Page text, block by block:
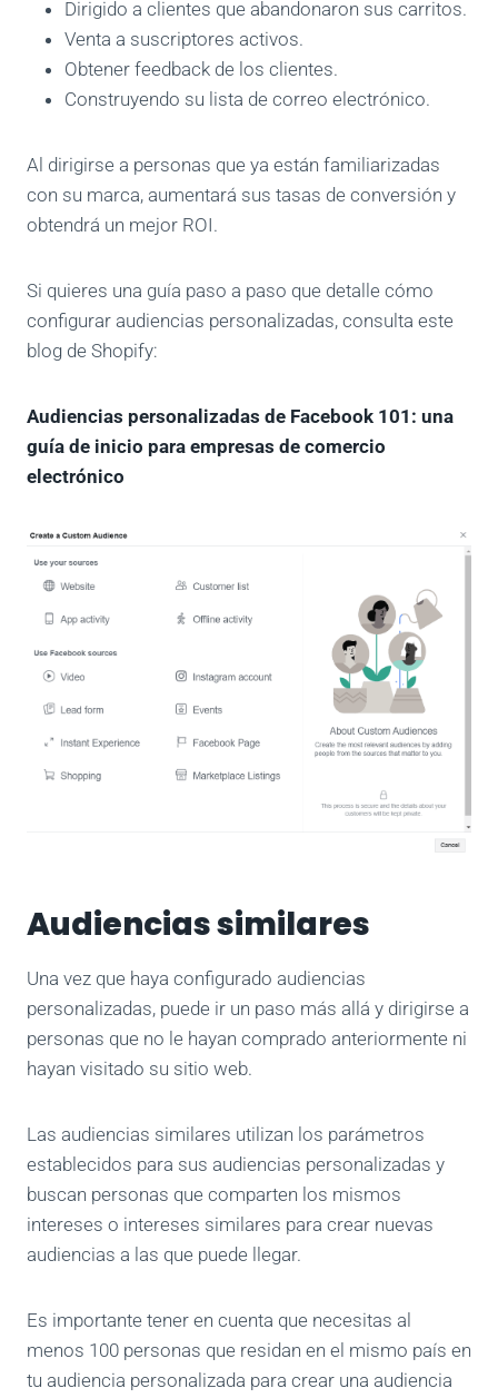
Dirigido a clientes que abandonaron sus carritos.
Venta a suscriptores activos.
Obtener feedback de los clientes.
Construyendo su lista de correo electrónico.
Al dirigirse a personas que ya están familiarizadas
con su marca, aumentará sus tasas de conversión y
obtendrá un mejor ROI.
Si quieres una guía paso a paso que detalle cómo
configurar audiencias personalizadas, consulta este
blog de Shopify:
Audiencias personalizadas de Facebook 101: una
guía de inicio para empresas de comercio
electrónico
Audiencias similares
Una vez que haya configurado audiencias
personalizadas, puede ir un paso más allá y dirigirse a
personas que no le hayan comprado anteriormente ni
hayan visitado su sitio web.
Las audiencias similares utilizan los parámetros
establecidos para sus audiencias personalizadas y
buscan personas que comparten los mismos
intereses o intereses similares para crear nuevas
audiencias a las que puede llegar.
Es importante tener en cuenta que necesitas al
menos 100 personas que residan en el mismo país en
tu audiencia personalizada para crear una audiencia